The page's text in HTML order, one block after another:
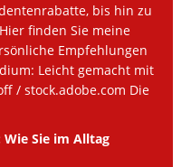
bis hin zu
finden Sie meine
Empfehlungen
Leicht gemacht mit
/ stock.adobe.com Die
Sie im Alltag